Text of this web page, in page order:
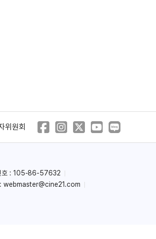
위원회
호 : 105-86-57632
webmaster@cine21.com